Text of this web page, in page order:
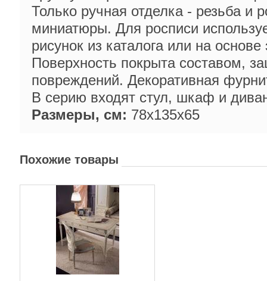
Только ручная отделка - резьба и
миниатюры. Для росписи
рисунок из каталога или на основе
Поверхность покрыта составом,
повреждений. Декоративная
В серию входят стул, шкаф и
Размеры, см: 78х135х65
Похожие товары